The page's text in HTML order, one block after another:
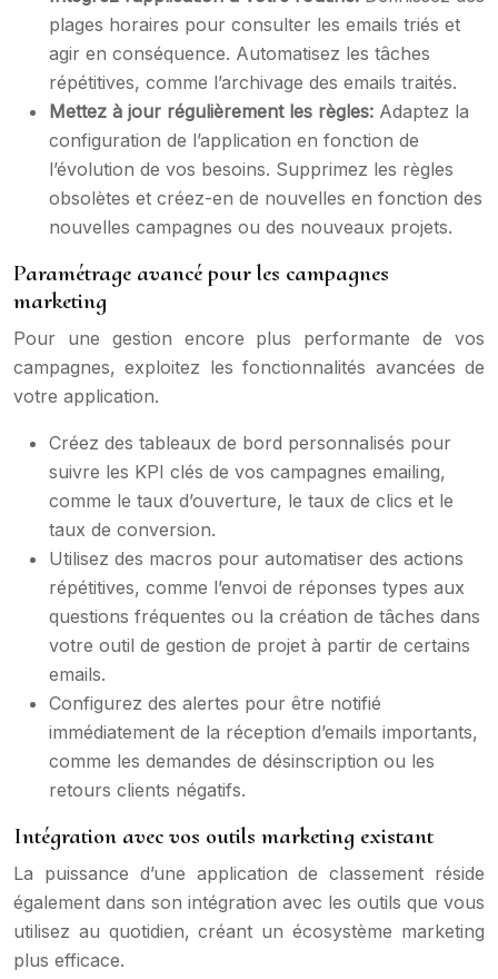
plages horaires pour consulter les emails triés et
agir en conséquence. Automatisez les tâches
répétitives, comme l’archivage des emails traités.
Mettez à jour régulièrement les règles: Adaptez la
configuration de l’application en fonction de
l’évolution de vos besoins. Supprimez les règles
obsolètes et créez-en de nouvelles en fonction des
nouvelles campagnes ou des nouveaux projets.
Paramétrage avancé pour les campagnes
marketing
Pour une gestion encore plus performante de vos
campagnes, exploitez les fonctionnalités avancées de
votre application.
Créez des tableaux de bord personnalisés pour
suivre les KPI clés de vos campagnes emailing,
comme le taux d’ouverture, le taux de clics et le
taux de conversion.
Utilisez des macros pour automatiser des actions
répétitives, comme l’envoi de réponses types aux
questions fréquentes ou la création de tâches dans
votre outil de gestion de projet à partir de certains
emails.
Configurez des alertes pour être notifié
immédiatement de la réception d’emails importants,
comme les demandes de désinscription ou les
retours clients négatifs.
Intégration avec vos outils marketing existant
La puissance d’une application de classement réside
également dans son intégration avec les outils que vous
utilisez au quotidien, créant un écosystème marketing
plus efficace.